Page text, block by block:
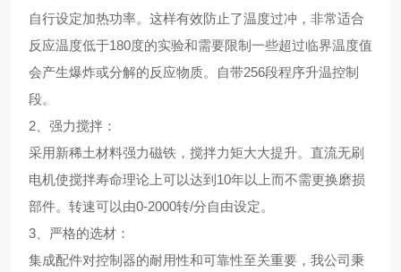
自行设定加热功率。这样有效防止了温度过冲，非常适合
反应温度低于180度的实验和需要限制一些超过临界温度值
会产生爆炸或分解的反应物质。自带256段程序升温控制
段。
2、 强力搅拌 ：
采用新稀土材料强力磁铁，搅拌力矩大大提升。直流无刷
电机使搅拌寿命理论上可以达到10年以上而不需更换磨损
部件。转速可以由0-2000转/分自由设定。
3、 严格的选材 ：
集成配件对控制器的耐用性和可靠性至关重要，我公司秉